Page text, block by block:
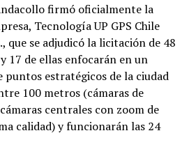
firmó oficialmente la
Tecnología UP GPS Chile
que se adjudicó la licitación de 48
17 de ellas enfocarán en un
puntos estratégicos de la ciudad
100 metros (cámaras de
centrales con zoom de
calidad) y funcionarán las 24